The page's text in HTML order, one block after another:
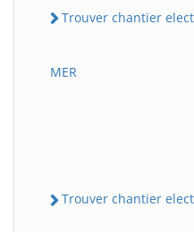
Trouver chantier
MER
Trouver chantier